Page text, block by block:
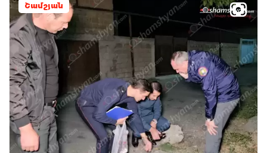
Շամշյան